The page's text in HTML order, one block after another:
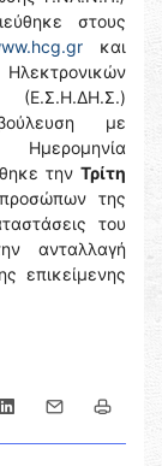
στους
και
με
Ημερομηνία
την Τρίτη
της
του
ανταλλαγή
επικείμενης